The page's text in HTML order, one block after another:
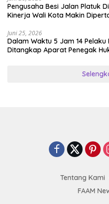
Tentang Kami
FAAM